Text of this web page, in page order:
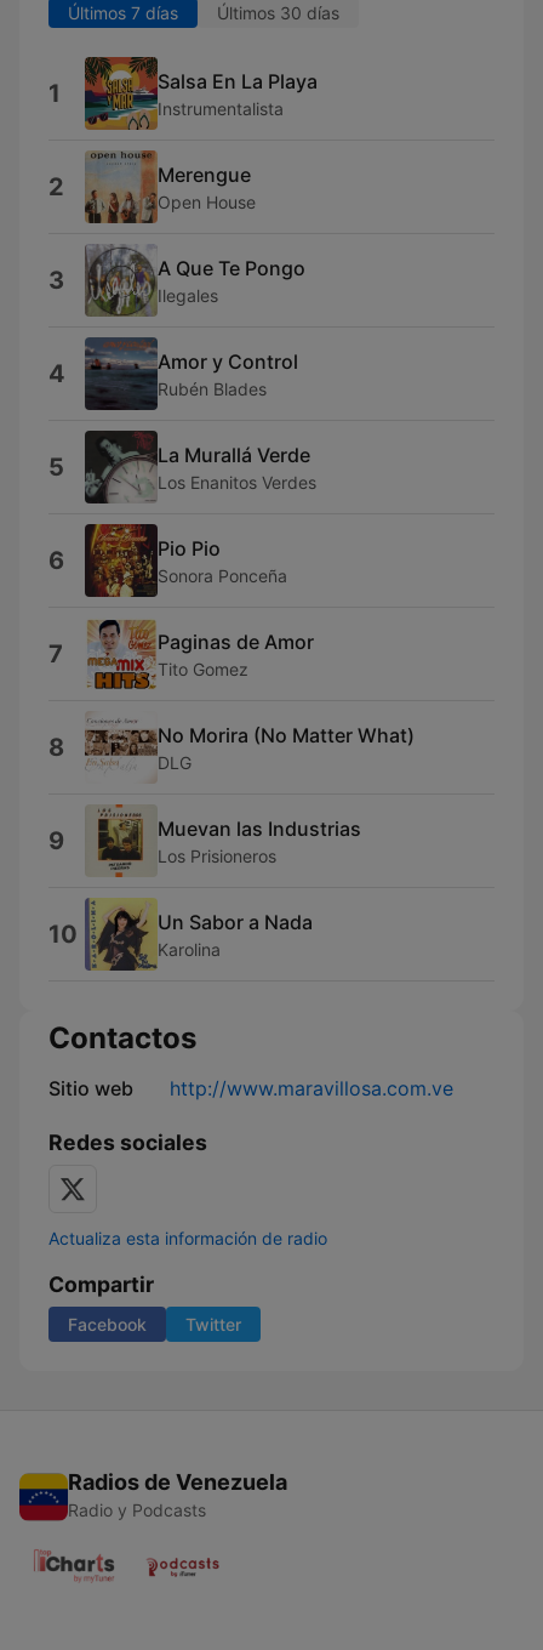
Últimos 7 días Últimos 30 días
1 Salsa En La Playa
Instrumentalista
2 Merengue
Open House
3 A Que Te Pongo
Ilegales
4 Amor y Control
Rubén Blades
5 La Murallá Verde
Los Enanitos Verdes
6 Pio Pio
Sonora Ponceña
7 Paginas de Amor
Tito Gomez
8 No Morira (No Matter What)
DLG
9 Muevan las Industrias
Los Prisioneros
10 Un Sabor a Nada
Karolina
Contactos
Sitio web http://www.maravillosa.com.ve
Redes sociales
Actualiza esta información de radio
Compartir
Facebook Twitter
Radios de Venezuela
Radio y Podcasts